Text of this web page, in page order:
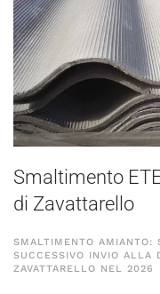
Smaltimento
di Zavattarello
SMALTIMENTO AMIANTO:
SUCCESSIVO INVIO ALLA
ZAVATTARELLO NEL 2026